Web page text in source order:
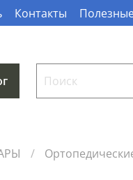
Контакты